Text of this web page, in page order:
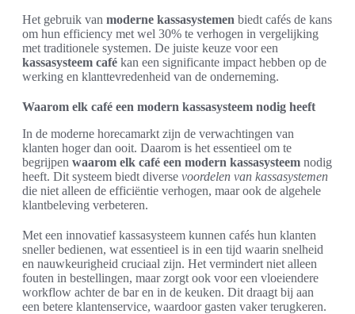
Het gebruik van moderne kassasystemen biedt cafés de kans
om hun efficiency met wel 30% te verhogen in vergelijking
met traditionele systemen. De juiste keuze voor een
kassasysteem café kan een significante impact hebben op de
werking en klanttevredenheid van de onderneming.
Waarom elk café een modern kassasysteem nodig heeft
In de moderne horecamarkt zijn de verwachtingen van
klanten hoger dan ooit. Daarom is het essentieel om te
begrijpen waarom elk café een modern kassasysteem nodig
heeft. Dit systeem biedt diverse voordelen van kassasystemen
die niet alleen de efficiëntie verhogen, maar ook de algehele
klantbeleving verbeteren.
Met een innovatief kassasysteem kunnen cafés hun klanten
sneller bedienen, wat essentieel is in een tijd waarin snelheid
en nauwkeurigheid cruciaal zijn. Het vermindert niet alleen
fouten in bestellingen, maar zorgt ook voor een vloeiendere
workflow achter de bar en in de keuken. Dit draagt bij aan
een betere klantenservice, waardoor gasten vaker terugkeren.